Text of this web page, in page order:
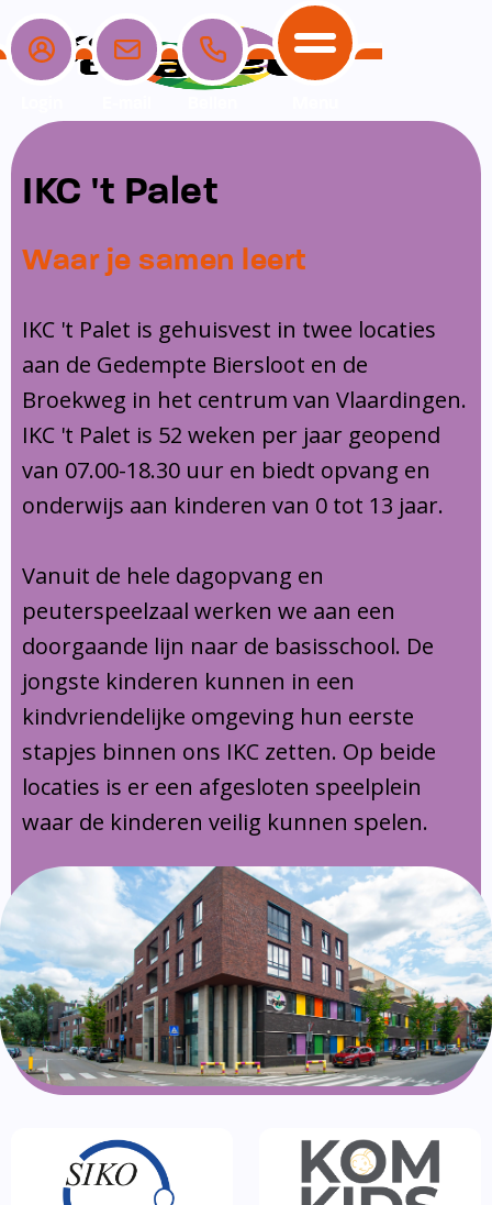
Home
School
Ons team
Schoolgids
Leerlingenzorg
Privacy
Vakanties en lesvrije dagen
Ouders
Ouders
Overblijf
Ouderraad
Medezeggenschapsraad
Klachtenregeling
Opvang
Opvang
Peuterspeelzaal
Buitenschoolse opvang
Communicatie
Communicatie
Contact
IKC 't Palet
Waar je samen leert
IKC 't Palet is gehuisvest in twee locaties
aan de Gedempte Biersloot en de
Broekweg in het centrum van Vlaardingen.
IKC 't Palet is 52 weken per jaar geopend
van 07.00-18.30 uur en biedt opvang en
onderwijs aan kinderen van 0 tot 13 jaar.
Vanuit de hele dagopvang en
peuterspeelzaal werken we aan een
doorgaande lijn naar de basisschool. De
jongste kinderen kunnen in een
kindvriendelijke omgeving hun eerste
stapjes binnen ons IKC zetten. Op beide
locaties is er een afgesloten speelplein
waar de kinderen veilig kunnen spelen.